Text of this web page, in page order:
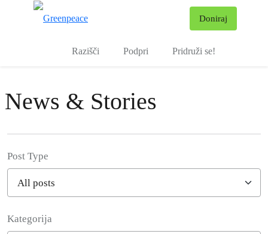
Doniraj
Razišči Podpri Pridruži se!
News & Stories
Post Type
Kategorija